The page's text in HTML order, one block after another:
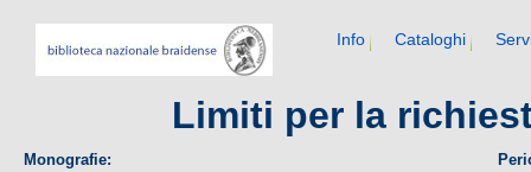
Info Cataloghi
Limiti per la
Monografie: